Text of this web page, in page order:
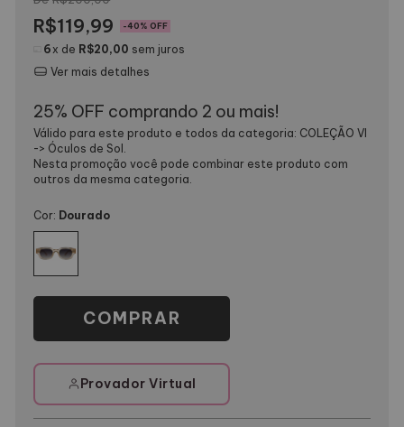
R$119,99 -40% OFF
6 x de R$20,00 sem juros
Ver mais detalhes
25% OFF comprando 2 ou mais!
Válido para este produto e todos da categoria: COLEÇÃO VI
-> Óculos de Sol.
Nesta promoção você pode combinar este produto com
outros da mesma categoria.
Cor: Dourado
Provador Virtual